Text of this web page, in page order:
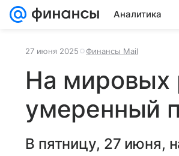
Аналитика
27 июня 2025 Финансы Mail
На мировых
умеренный
В пятницу, 27 июня,